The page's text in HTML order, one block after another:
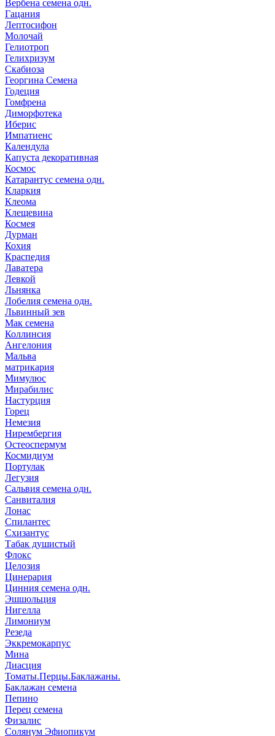
Вербена семена одн.
Гацания
Лептосифон
Молочай
Гелиотроп
Гелихризум
Скабиоза
Георгина Семена
Годеция
Гомфрена
Диморфотека
Иберис
Импатиенс
Календула
Капуста декоративная
Космос
Катарантус семена одн.
Кларкия
Клеома
Клещевина
Космея
Дурман
Кохия
Краспедия
Лаватера
Левкой
Льнянка
Лобелия семена одн.
Львинный зев
Мак семена
Коллинсия
Ангелония
Мальва
матрикария
Мимулюс
Мирабилис
Настурция
Горец
Немезия
Нирембергия
Остеоспермум
Космидиум
Портулак
Легузия
Сальвия семена одн.
Санвиталия
Лонас
Спилантес
Схизантус
Табак душистый
Флокс
Целозия
Цинерария
Цинния семена одн.
Эшшольция
Нигелла
Лимониум
Резеда
Эккремокарпус
Мина
Диасция
Томаты.Перцы.Баклажаны.
Баклажан семена
Пепино
Перец семена
Физалис
Солянум Эфиопикум